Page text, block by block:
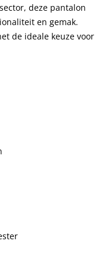
deze pantalon
en gemak.
de ideale keuze voor